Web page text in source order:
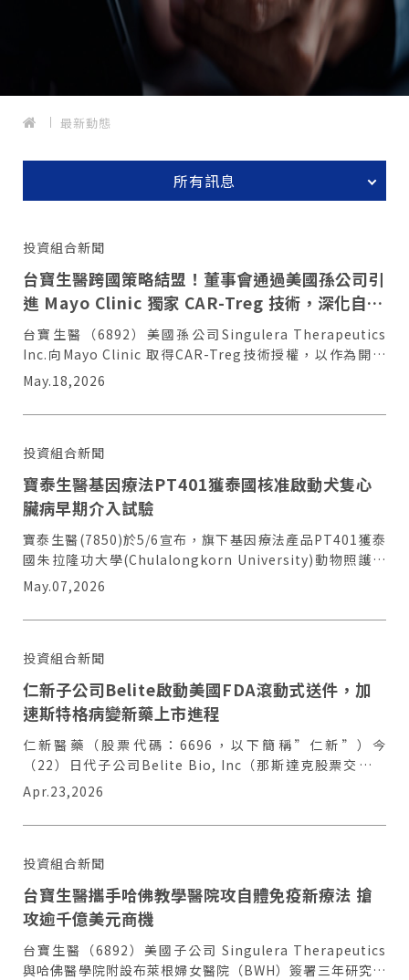
最新動態
所有訊息
投資組合新聞
台寶生醫跨國策略結盟！董事會通過美國孫公司引
進 Mayo Clinic 獨家 CAR-Treg 技術，深化自體
免疫疾病佈局
台寶生醫（6892）美國孫公司Singulera Therapeutics
Inc.向Mayo Clinic 取得CAR-Treg技術授權，以作為開發
新一代細胞治療產品之核心技術。
May.18,2026
投資組合新聞
寶泰生醫基因療法PT401獲泰國核准啟動犬隻心
臟病早期介入試驗
寶泰生醫(7850)於5/6宣布，旗下基因療法產品PT401獲泰
國朱拉隆功大學(Chulalongkorn University)動物照護及
使用委員會(IACUC)核准，將啟動犬隻B1期黏液性二尖瓣疾
病(myxomatous mitral valve disease, MMVD)先導型田
間試驗。
May.07,2026
投資組合新聞
仁新子公司Belite啟動美國FDA滾動式送件，加
速斯特格病變新藥上市進程
仁新醫藥（股票代碼：6696，以下簡稱”仁新”）今
（22）日代子公司Belite Bio, Inc（那斯達克股票交易代
碼：BLTE，以下簡稱”Belite”）公告，Belite已正式向
美國FDA提出治療斯特格病變新藥LBS-
008（Tinlarebant）之新藥查驗登記申請（NDA）滾動式
Apr.23,2026
投資組合新聞
台寶生醫攜手哈佛教學醫院攻自體免疫新療法 搶
攻逾千億美元商機
台寶生醫（6892）美國子公司 Singulera Therapeutics
與哈佛醫學院附設布萊根婦女醫院（BWH）簽署三年研究合